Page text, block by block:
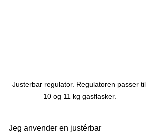
Justerbar regulator. Regulatoren passer til
10 og 11 kg gasflasker.
Jeg anvender en justérbar